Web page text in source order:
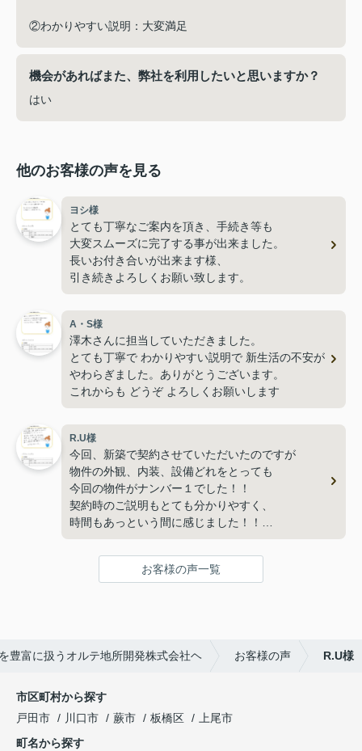
②わかりやすい説明：大変満足
機会があればまた、弊社を利用したいと思いますか？
はい
他のお客様の声を見る
ヨシ様
とても丁寧なご案内を頂き、手続き等も
大変スムーズに完了する事が出来ました。
長いお付き合いが出来ます様、
引き続きよろしくお願い致します。
A・S様
澤木さんに担当していただきました。
とても丁寧で わかりやすい説明で 新生活の不安が
やわらぎました。ありがとうございます。
これからも どうぞ よろしくお願いします
R.U様
今回、新築で契約させていただいたのですが
物件の外観、内装、設備どれをとっても
今回の物件がナンバー１でした！！
契約時のご説明もとても分かりやすく、
時間もあっという間に感じました！！
後、ボールペンがとても書きやすく、手になじみ
書いてて気持ちよく署名も楽しくできました！！
ありがとうございました！！
お客様の声一覧
豊富に扱うオルテ地所開発株式会社ヘ お客様の声 R.U様
市区町村から探す
戸田市
川口市 蕨市 板橋区
上尾市
町名から探す